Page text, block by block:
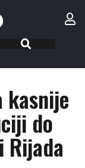
kasnije
do
Rijada